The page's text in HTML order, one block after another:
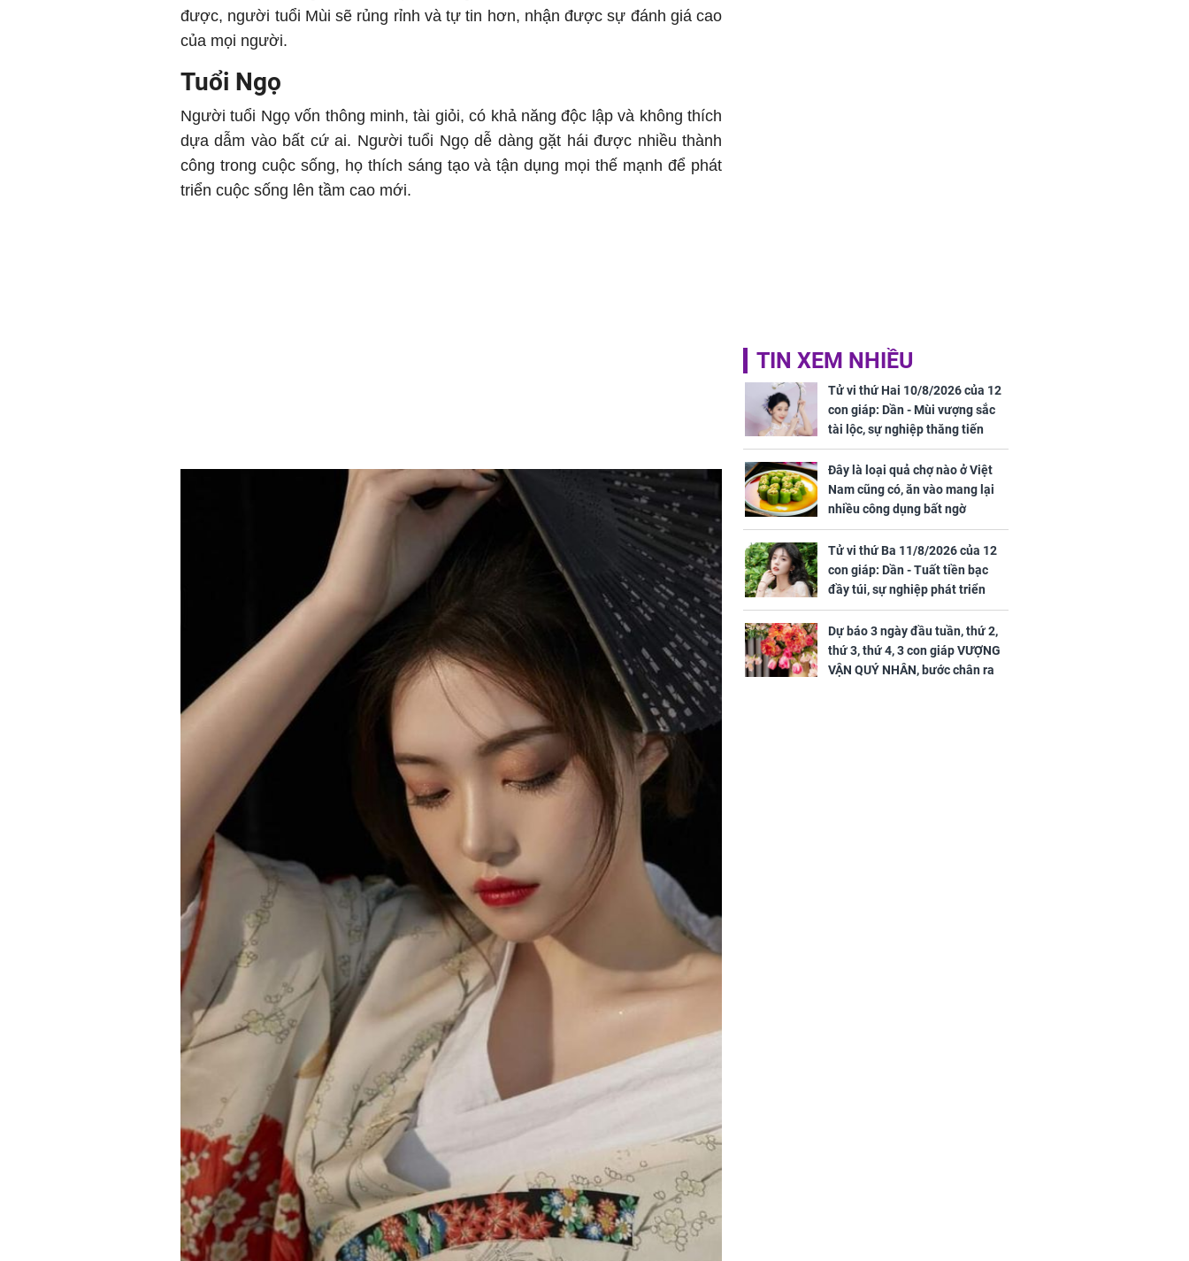
được, người tuổi Mùi sẽ rủng rỉnh và tựtin hơn, nhận được sự đánh giá cao
của mọi người.
Tuổi Ngọ
Người tuổi Ngọ vốn thông minh, tài giỏi, có khả năng độc lập và không thích
dựa dẫm vào bất cứ ai. Người tuổi Ngọ dễ dàng gặt hái được nhiều thành
công trong cuộc sống, họ thích sáng tạo và tận dụng mọi thế mạnh để phát
triển cuộc sống lên tầm cao mới.
TIN XEM NHIỀU
Tử vi thứ Hai 10/8/2026 của 12
con giáp: Dần - Mùi vượng sắc
tài lộc, sự nghiệp thăng tiến
vượt bậc, Mão - Tỵ công việc
trắc trở, tiền bạc thiếu trước hụt
sau
Đây là loại quả chợ nào ở Việt
Nam cũng có, ăn vào mang lại
nhiều công dụng bất ngờ
Tử vi thứ Ba 11/8/2026 của 12
con giáp: Dần - Tuất tiền bạc
đầy túi, sự nghiệp phát triển
hưng thịnh, Mão - Thân tài lộc
ảm đạm, mọi sự khó thành công
mỹ mãn
Dự báo 3 ngày đầu tuần, thứ 2,
thứ 3, thứ 4, 3 con giáp VƯỢNG
VẬN QUÝ NHÂN, bước chân ra